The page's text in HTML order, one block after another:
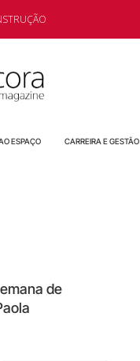
ESPAÇO CARREIRA E GESTÃO
de